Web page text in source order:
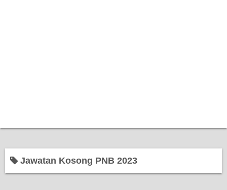
Jawatan Kosong PNB 2023